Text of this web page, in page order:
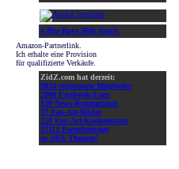
4 Blu-Rays 30th Anniv.
Amazon-Partnerlink.
Ich erhalte eine Provision
für qualifizierte Verkäufe.
ZidZ.com hat derzeit:
9034 registrierte Mitglieder
2000 Facebook-Fans
120 News-Kommentare
37 Fan-Art-Bilder
220 Fan-Art-Kommentare
27112 Forenbeiträge
in 2056 Themen!